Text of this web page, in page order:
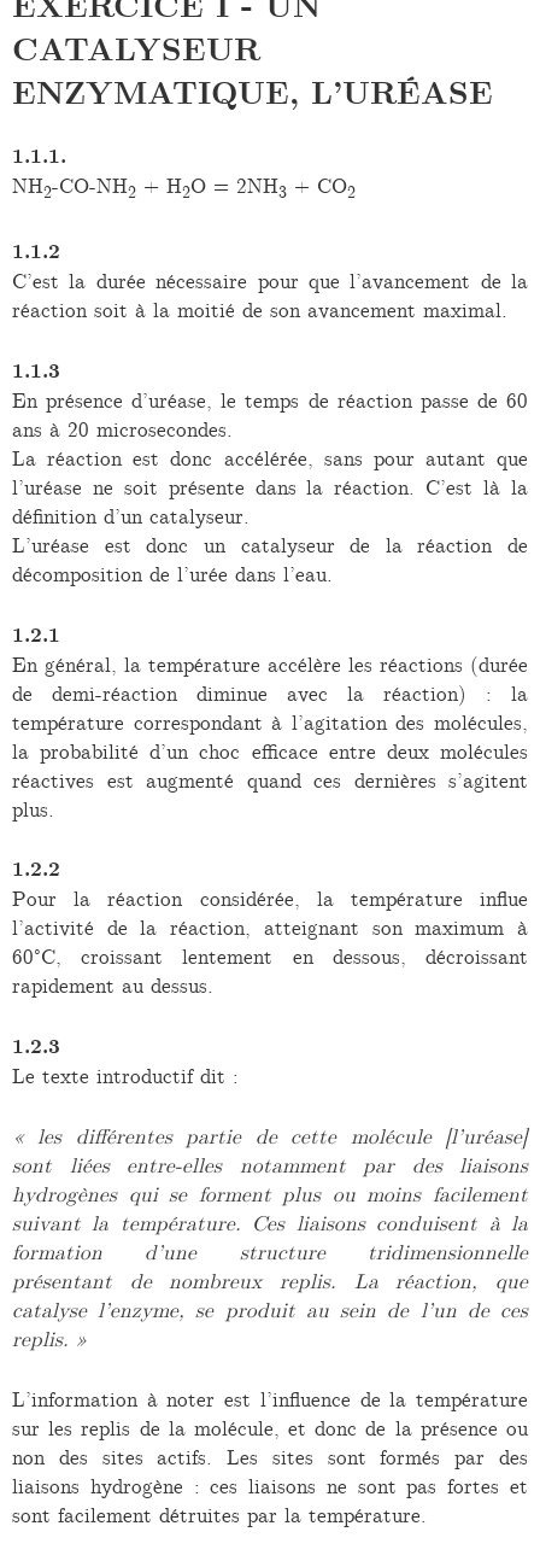
CATALYSEUR
ENZYMATIQUE, L’URÉASE
1.1.1.
NH2-CO-NH2 + H2O = 2NH3 + CO2
1.1.2
C’est la durée nécessaire pour que l’avancement de la
réaction soit à la moitié de son avancement maximal.
1.1.3
En présence d’uréase, le temps de réaction passe de 60
ans à 20 microsecondes.
La réaction est donc accélérée, sans pour autant que
l’uréase ne soit présente dans la réaction. C’est là la
définition d’un catalyseur.
L’uréase est donc un catalyseur de la réaction de
décomposition de l’urée dans l’eau.
1.2.1
En général, la température accélère les réactions (durée
de demi-réaction diminue avec la réaction) : la
température correspondant à l’agitation des molécules,
la probabilité d’un choc efficace entre deux molécules
réactives est augmenté quand ces dernières s’agitent
plus.
1.2.2
Pour la réaction considérée, la température influe
l’activité de la réaction, atteignant son maximum à
60°C, croissant lentement en dessous, décroissant
rapidement au dessus.
1.2.3
Le texte introductif dit :
« les différentes partie de cette molécule [l’uréase]
sont liées entre-elles notamment par des liaisons
hydrogènes qui se forment plus ou moins facilement
suivant la température. Ces liaisons conduisent à la
formation d’une structure tridimensionnelle
présentant de nombreux replis. La réaction, que
catalyse l’enzyme, se produit au sein de l’un de ces
replis. »
L’information à noter est l’influence de la température
sur les replis de la molécule, et donc de la présence ou
non des sites actifs. Les sites sont formés par des
liaisons hydrogène : ces liaisons ne sont pas fortes et
sont facilement détruites par la température.